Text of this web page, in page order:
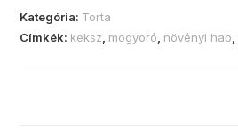
Kategória: Torta
Címkék: keksz mogyoró növényi hab